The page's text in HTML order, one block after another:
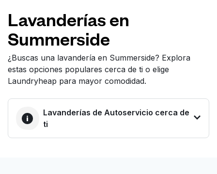
Síguenos en
Lavanderías en
Summerside
¿Buscas una lavandería en Summerside? Explora
estas opciones populares cerca de ti o elige
Laundryheap para mayor comodidad.
Lavanderías de Autoservicio cerca de
ti